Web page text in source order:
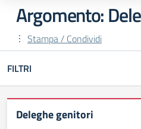
Argomento:
Stampa / Condividi
FILTRI
Deleghe genitori